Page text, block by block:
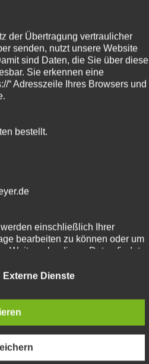
der Übertragung vertraulicher
senden, nutzt unsere Website
sind Daten, die Sie über diese
Sie erkennen eine
“ Adresszeile Ihres Browsers und
bestellt.
einschließlich Ihrer
bearbeiten zu können oder um
Weitergabe dieser Daten findet
eingegebenen Daten erfolgt
Einwilligung ist jederzeit
Mitteilung per E-Mail. Die
Widerruf unberührt.
verbleiben bei uns, bis Sie
zur Speicherung widerrufen
Externe Dienste